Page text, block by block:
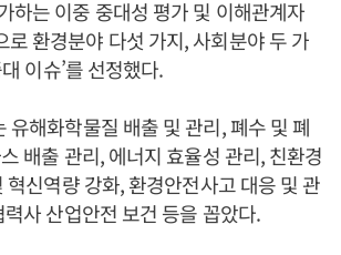
하는 이중 중대성 평가 및 이해관계자
로 환경분야 다섯 가지, 사회분야 두 가
이슈’를 선정했다.
유해화학물질 배출 및 관리, 폐수 및 폐
배출 관리, 에너지 효율성 관리, 친환경
혁신역량 강화, 환경안전사고 대응 및 관
력사 산업안전 보건 등을 꼽았다.